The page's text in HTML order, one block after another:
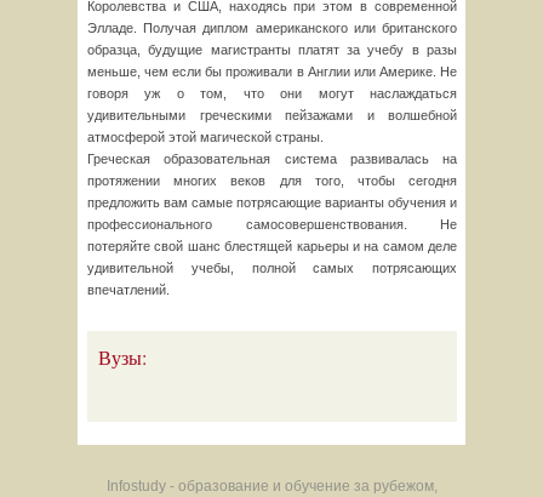
Королевства и США, находясь при этом в современной
Элладе. Получая диплом американского или британского
образца, будущие магистранты платят за учебу в разы
меньше, чем если бы проживали в Англии или Америке. Не
говоря уж о том, что они могут наслаждаться
удивительными греческими пейзажами и волшебной
атмосферой этой магической страны.
Греческая образовательная система развивалась на
протяжении многих веков для того, чтобы сегодня
предложить вам самые потрясающие варианты обучения и
профессионального самосовершенствования. Не
потеряйте свой шанс блестящей карьеры и на самом деле
удивительной учебы, полной самых потрясающих
впечатлений.
Вузы:
Infostudy - образование и обучение за рубежом,